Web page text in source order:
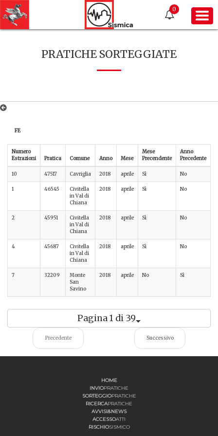
0
PRATICHE SORTEGGIATE
FE
Numero
Estrazioni
Pratica Comune Anno Mese
Mese
Precendente
Anno
Precedente
10 47517 Cavriglia 2018 aprile Sì No
1 46545
Civitella
in Val di
Chiana
2018 aprile Sì No
2 45951
Civitella
in Val di
Chiana
2018 aprile Sì No
4 45687
Civitella
in Val di
Chiana
2018 aprile Sì No
7 32209
Monte
San
Savino
2018 aprile No Sì
Pagina 1 di 39
Precedente Successivo
HOME
INVIOPRATICHE
SORTEGGIOPRATICHE
RICERCAPRATICHE
AVVISI&NEWS
ACCESSOATTI
RISCHIOSISMICO